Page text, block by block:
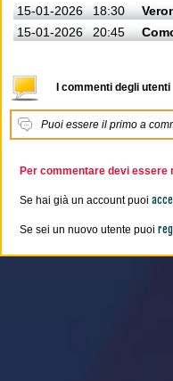
15-01-2026
18:30
15-01-2026
20:45
I commenti degli utenti
Puoi essere il primo a
Per commentare devi essere
Se hai già un account puoi
Se sei un nuovo utente puoi